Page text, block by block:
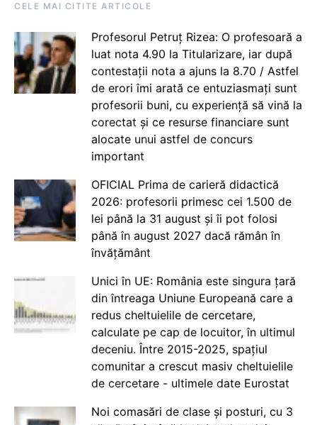
CELE MAI CITITE ARTICOLE
Profesorul Petruț Rizea: O profesoară a
luat nota 4.90 la Titularizare, iar după
contestații nota a ajuns la 8.70 / Astfel
de erori îmi arată ce entuziasmați sunt
profesorii buni, cu experiență să vină la
corectat și ce resurse financiare sunt
alocate unui astfel de concurs
important
OFICIAL Prima de carieră didactică
2026: profesorii primesc cei 1.500 de
lei până la 31 august și îi pot folosi
până în august 2027 dacă rămân în
învățământ
Unici în UE: România este singura țară
din întreaga Uniune Europeană care a
redus cheltuielile de cercetare,
calculate pe cap de locuitor, în ultimul
deceniu. Între 2015-2025, spațiul
comunitar a crescut masiv cheltuielile
de cercetare - ultimele date Eurostat
Noi comasări de clase și posturi, cu 3